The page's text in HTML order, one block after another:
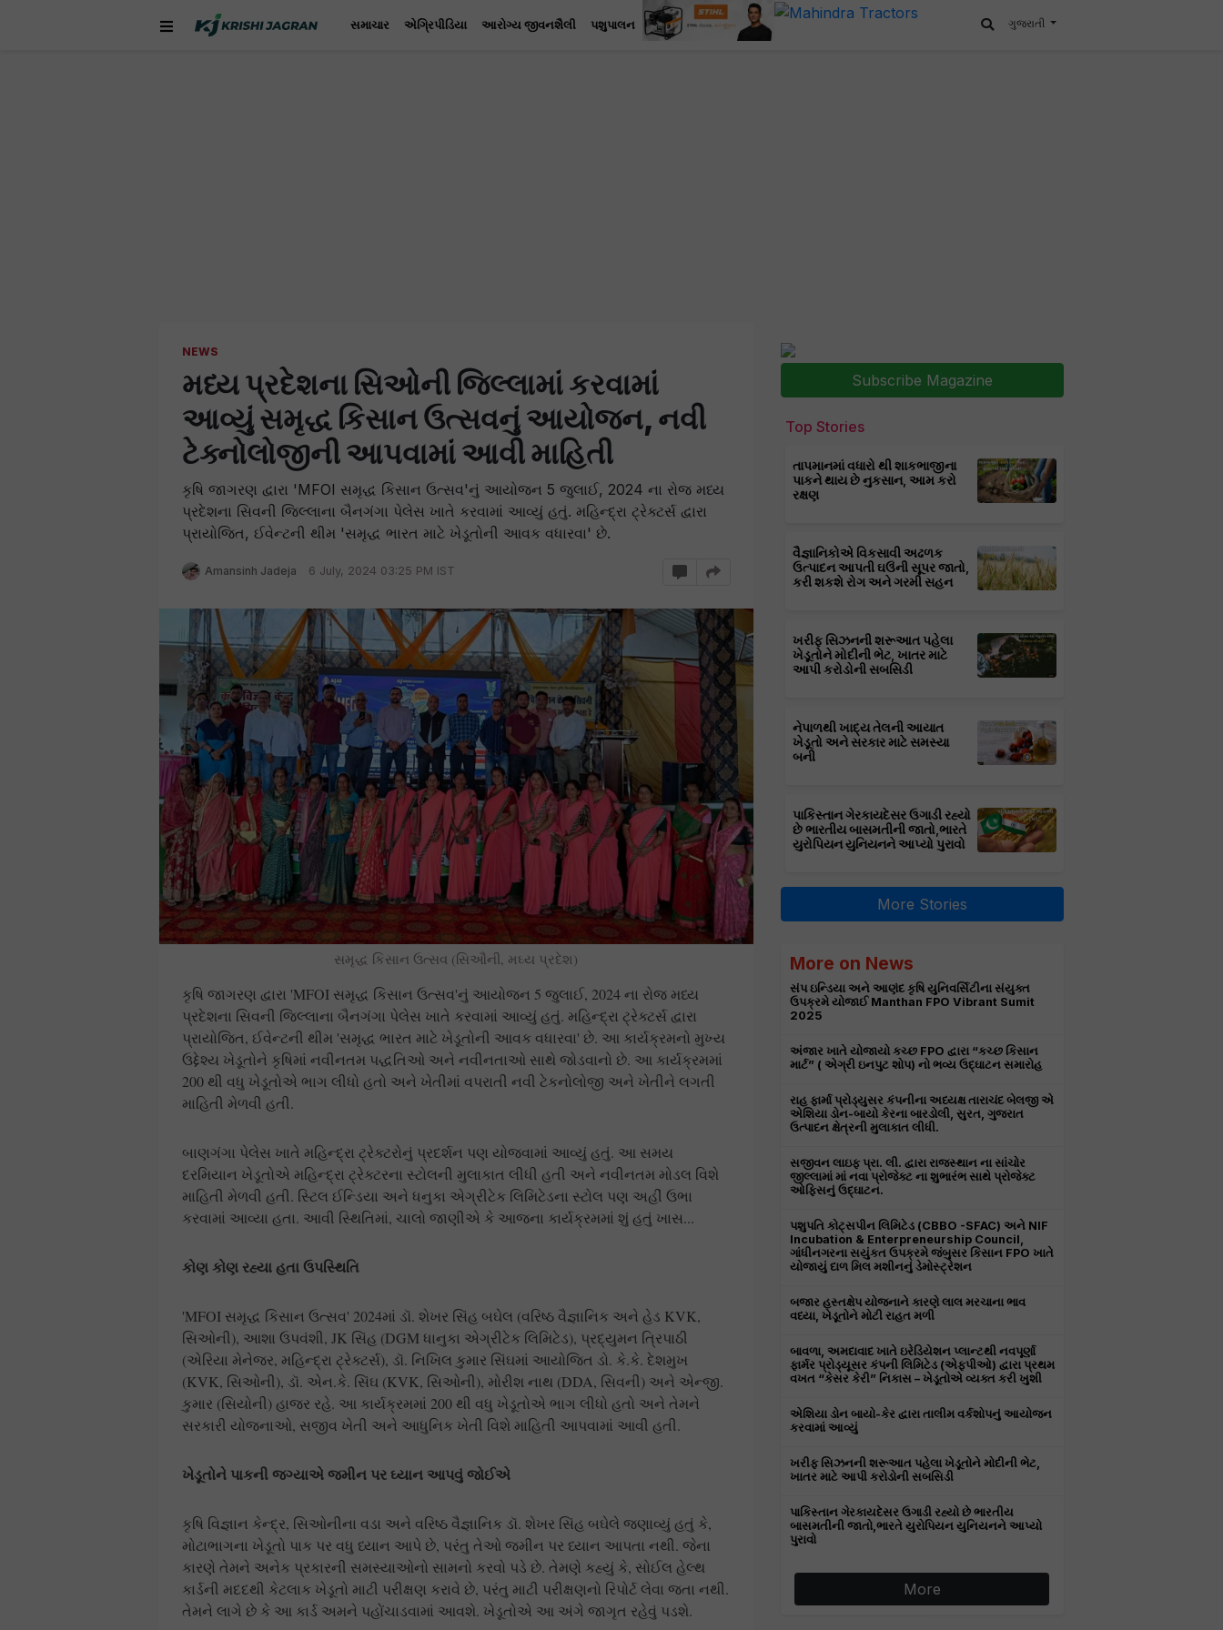
સમાચાર એગ્રિપીડિયા આરોગ્ય જીવનશૈલી પશુપાલન ગુજરાતી
NEWS
મધ્ય પ્રદેશના સિઓની જિલ્લામાં કરવામાં
આવ્યું સમૃદ્ધ કિસાન ઉત્સવનું આયોજન, નવી
ટેક્નોલોજીની આપવામાં આવી માહિતી
કૃષિ જાગરણ દ્વારા 'MFOI સમૃદ્ધ કિસાન ઉત્સવ'નું આયોજન 5 જુલાઈ, 2024 ના રોજ મધ્ય
પ્રદેશના સિવની જિલ્લાના બૈનગંગા પેલેસ ખાતે કરવામાં આવ્યું હતું. મહિન્દ્રા ટ્રેક્ટર્સ દ્વારા
પ્રાયોજિત, ઈવેન્ટની થીમ 'સમૃદ્ધ ભારત માટે ખેડૂતોની આવક વધારવા' છે.
Amansinh Jadeja 6 July, 2024 03:25 PM IST
સમૃદ્ધ કિસાન ઉત્સવ (સિઔની, મઘ્ય પ્રદેશ)
કૃષિ જાગરણ દ્વારા 'MFOI સમૃદ્ધ કિસાન ઉત્સવ'નું આયોજન 5 જુલાઈ, 2024 ના રોજ મધ્ય
પ્રદેશના સિવની જિલ્લાના બૈનગંગા પેલેસ ખાતે કરવામાં આવ્યું હતું. મહિન્દ્રા ટ્રેક્ટર્સ દ્વારા
પ્રાયોજિત, ઈવેન્ટની થીમ 'સમૃદ્ધ ભારત માટે ખેડૂતોની આવક વધારવા' છે. આ કાર્યક્રમનો મુખ્ય
ઉદ્દેશ્ય ખેડૂતોને કૃષિમાં નવીનતમ પદ્ધતિઓ અને નવીનતાઓ સાથે જોડવાનો છે. આ કાર્યક્રમમાં
200 થી વધુ ખેડૂતોએ ભાગ લીધો હતો અને ખેતીમાં વપરાતી નવી ટેકનોલોજી અને ખેતીને લગતી
માહિતી મેળવી હતી.
બાણગંગા પેલેસ ખાતે મહિન્દ્રા ટ્રેક્ટરોનું પ્રદર્શન પણ યોજવામાં આવ્યું હતું. આ સમય
દરમિયાન ખેડૂતોએ મહિન્દ્રા ટ્રેક્ટરના સ્ટોલની મુલાકાત લીધી હતી અને નવીનતમ મોડલ વિશે
માહિતી મેળવી હતી. સ્ટિલ ઈન્ડિયા અને ધનુકા એગ્રીટેક લિમિટેડના સ્ટોલ પણ અહીં ઉભા
કરવામાં આવ્યા હતા. આવી સ્થિતિમાં, ચાલો જાણીએ કે આજના કાર્યક્રમમાં શું હતું ખાસ...
કોણ કોણ રહ્યા હતા ઉપસ્થિતિ
'MFOI સમૃદ્ધ કિસાન ઉત્સવ' 2024માં ડૉ. શેખર સિંહ બઘેલ (વરિષ્ઠ વૈજ્ઞાનિક અને હેડ KVK,
સિઓની), આશા ઉપવંશી, JK સિંહ (DGM ધાનુકા એગ્રીટેક લિમિટેડ), પ્રદ્યુમન ત્રિપાઠી
(એરિયા મેનેજર, મહિન્દ્રા ટ્રેક્ટર્સ), ડૉ. નિખિલ કુમાર સિંઘમાં આયોજિત ડો. કે.કે. દેશમુખ
(KVK, સિઓની), ડૉ. એન.કે. સિંઘ (KVK, સિઓની), મોરીશ નાથ (DDA, સિવની) અને એન્જી.
કુમાર (સિયોની) હાજર રહે. આ કાર્યક્રમમાં 200 થી વધુ ખેડૂતોએ ભાગ લીધો હતો અને તેમને
સરકારી યોજનાઓ, સજીવ ખેતી અને આધુનિક ખેતી વિશે માહિતી આપવામાં આવી હતી.
ખેડૂતોને પાકની જગ્યાએ જમીન પર ઘ્યાન આપવું જોઈએ
કૃષિ વિજ્ઞાન કેન્દ્ર, સિઓનીના વડા અને વરિષ્ઠ વૈજ્ઞાનિક ડૉ. શેખર સિંહ બઘેલે જણાવ્યું હતું કે,
મોટાભાગના ખેડૂતો પાક પર વધુ ધ્યાન આપે છે, પરંતુ તેઓ જમીન પર ધ્યાન આપતા નથી. જેના
કારણે તેમને અનેક પ્રકારની સમસ્યાઓનો સામનો કરવો પડે છે. તેમણે કહ્યું કે, સોઈલ હેલ્થ
કાર્ડની મદદથી કેટલાક ખેડૂતો માટી પરીક્ષણ કરાવે છે, પરંતુ માટી પરીક્ષણનો રિપોર્ટ લેવા જતા નથી.
તેમને લાગે છે કે આ કાર્ડ અમને પહોંચાડવામાં આવશે. ખેડૂતોએ આ અંગે જાગૃત રહેવું પડશે.
Subscribe Magazine
Top Stories
તાપમાનમાં વધારો થી શાકભાજીના
પાકને થાય છે નુકસાન, આમ કરો
રક્ષણ
વૈજ્ઞાનિકોએ વિકસાવી અઢળક
ઉત્પાદન આપતી ઘઉંની સૂપર જાતો,
કરી શકશે રોગ અને ગરમી સહન
ખરીફ સિઝનની શરૂઆત પહેલા
ખેડૂતોને મોદીની ભેટ, ખાતર માટે
આપી કરોડોની સબસિડી
નેપાળથી ખાદ્ય તેલની આયાત
ખેડૂતો અને સરકાર માટે સમસ્યા
બની
પાકિસ્તાન ગેરકાયદેસર ઉગાડી રહ્યો
છે ભારતીય બાસમતીની જાતો,ભારતે
યુરોપિયન યુનિયનને આપ્યો પુરાવો
More Stories
More on News
સંપ ઇન્ડિયા અને આણંદ કૃષિ યુનિવર્સિટીના સંયુક્ત
ઉપક્રમે યોજાઈ Manthan FPO Vibrant Sumit
2025
અંજાર ખાતે યોજાયો કચ્છ FPO દ્વારા “કચ્છ કિસાન
માર્ટ” ( એગ્રી ઇનપુટ શોપ) નો ભવ્ય ઉદ્ઘાટન સમારોહ
રાહ ફાર્મા પ્રોડ્યુસર કંપનીના અધ્યક્ષ તારાચંદ બેલજી એ
એશિયા ડોન-બાયો કેરના બારડોલી, સુરત, ગુજરાત
ઉત્પાદન ક્ષેત્રની મુલાકાત લીધી.
સજીવન લાઇફ પ્રા. લી. દ્વારા રાજસ્થાન ના સાંચોર
જીલ્લામાં માં નવા પ્રોજેક્ટ ના શુભારંભ સાથે પ્રોજેક્ટ
ઓફિસનું ઉદ્ઘાટન.
પશુપતિ કોટ્સપીન લિમિટેડ (CBBO -SFAC) અને NIF
Incubation & Enterpreneurship Council,
ગાંધીનગરના સયુંકત ઉપક્રમે જંબુસર કિસાન FPO ખાતે
યોજાયું દાળ મિલ મશીનનું ડેમોસ્ટ્રેશન
બજાર હસ્તક્ષેપ યોજનાને કારણે લાલ મરચાના ભાવ
વધ્યા, ખેડૂતોને મોટી રાહત મળી
બાવળા, અમદાવાદ ખાતે ઇરેડિયેશન પ્લાન્ટથી નવપૂર્ણા
ફાર્મર પ્રોડ્યૂસર કંપની લિમિટેડ (એફપીઓ) દ્વારા પ્રથમ
વખત “કેસર કેરી” નિકાસ – ખેડૂતોએ વ્યક્ત કરી ખુશી
એશિયા ડોન બાયો-કેર દ્વારા તાલીમ વર્કશોપનું આયોજન
કરવામાં આવ્યું
ખરીફ સિઝનની શરૂઆત પહેલા ખેડૂતોને મોદીની ભેટ,
ખાતર માટે આપી કરોડોની સબસિડી
પાકિસ્તાન ગેરકાયદેસર ઉગાડી રહ્યો છે ભારતીય
બાસમતીની જાતો,ભારતે યુરોપિયન યુનિયનને આપ્યો
પુરાવો
More